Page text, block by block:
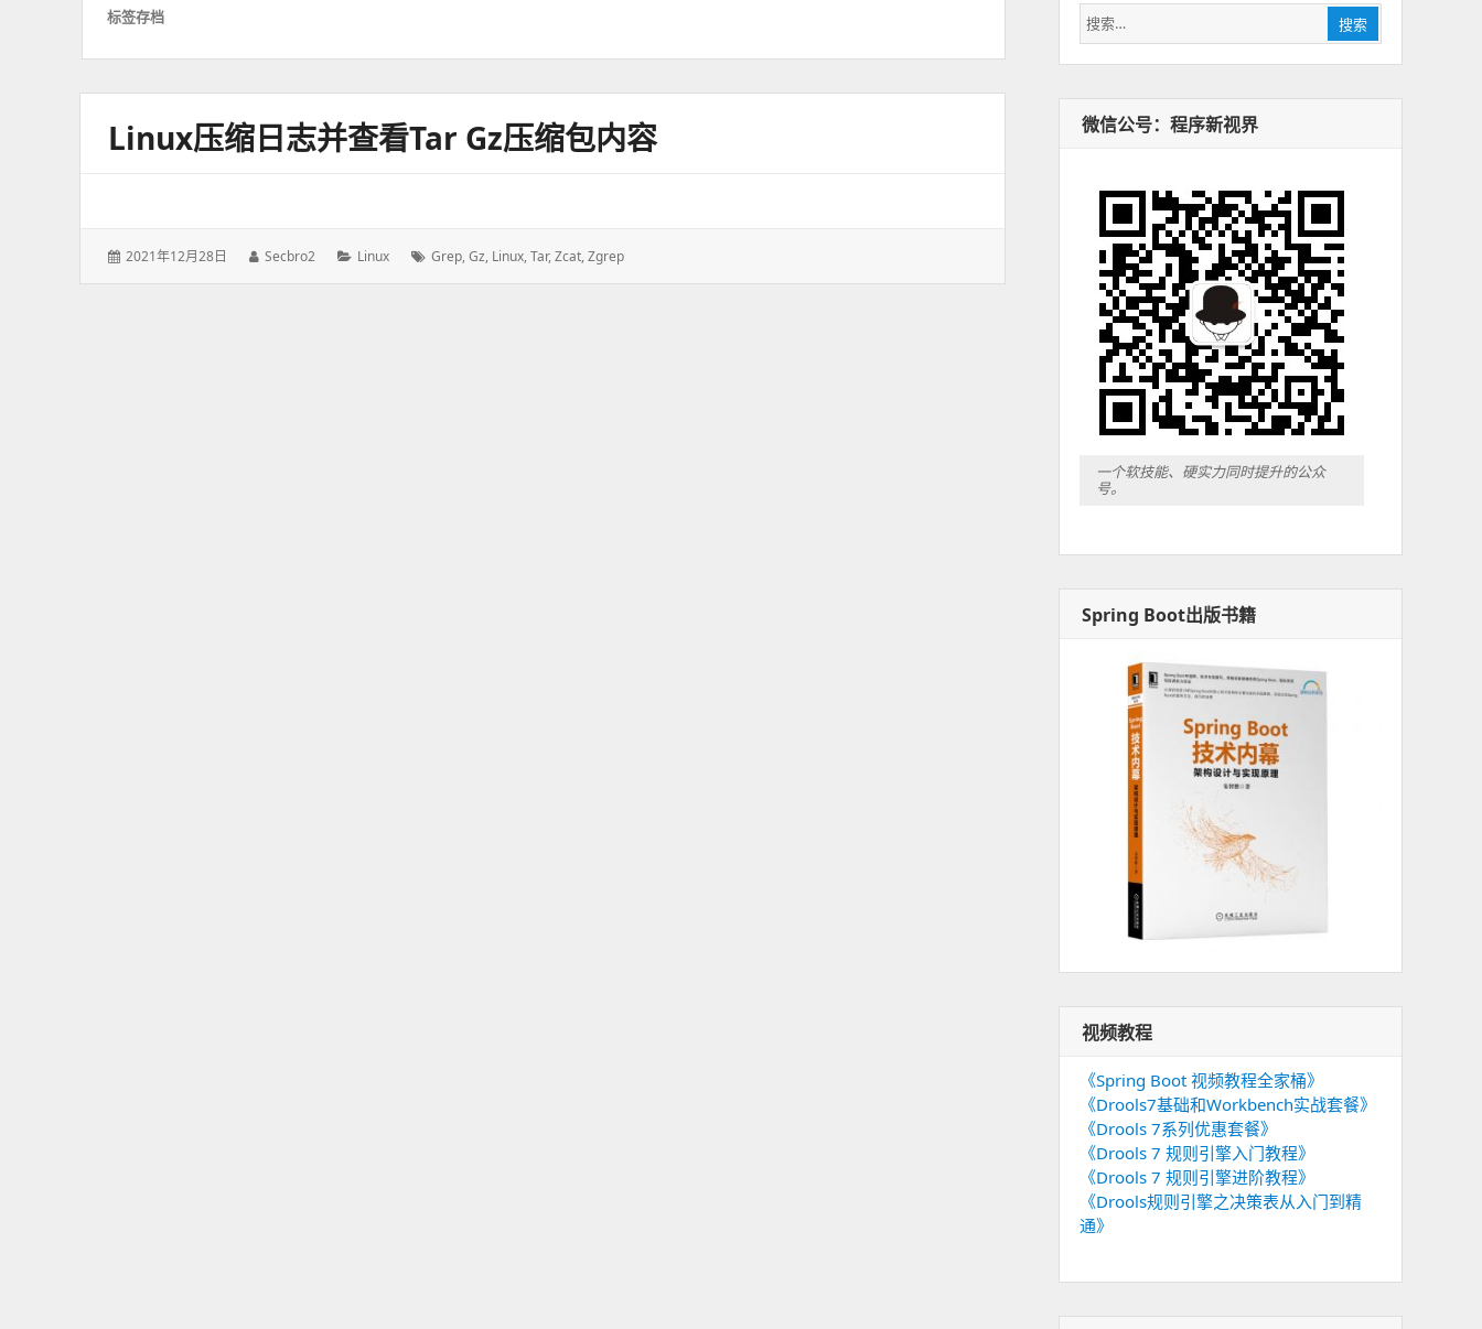
标签存档
Linux压缩日志并查看tar Gz压缩包内容
发
2021年12月28日
作
Secbro2
分
Linux
标
Grep,Gz, Linux,Tar,Zcat,Zgrep
搜
索：
搜索
微信公号：程序新视界
一个软技能、硬实力同时提升的公众
号。
Spring Boot出版书籍
视频教程
《Spring Boot 视频教程全家桶》
《Drools7基础和Workbench实战套餐》
《Drools 7系列优惠套餐》
《Drools 7 规则引擎入门教程》
《Drools 7 规则引擎进阶教程》
《Drools规则引擎之决策表从入门到精
通》